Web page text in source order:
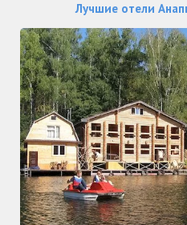
Лучшие отели